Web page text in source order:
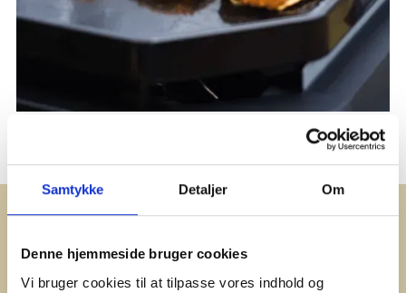
Samtykke Detaljer Om
Denne hjemmeside bruger cookies
Vi bruger cookies til at tilpasse vores indhold og
RICETTE CORRELATE